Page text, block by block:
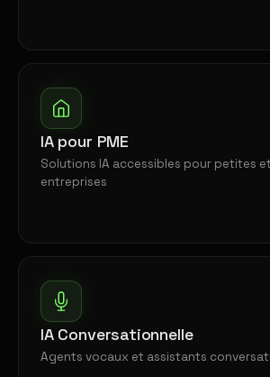
IA pour PME
Solutions IA accessibles pour petites
entreprises
IA Conversationnelle
Agents vocaux et assistants